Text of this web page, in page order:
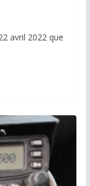
avril 2022 que